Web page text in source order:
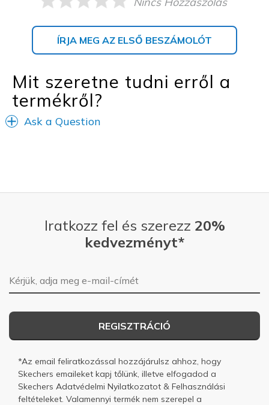
ÍRJA MEG AZ ELSŐ BESZÁMOLÓT
Mit szeretne tudni erről a
termékről?
Ask a Question
Iratkozz fel és szerezz 20%
kedvezményt*
E-mail-cím
REGISZTRÁCIÓ
*Az email feliratkozással hozzájárulsz ahhoz, hogy
Skechers emaileket kapj tőlünk, illetve elfogadod a
Skechers Adatvédelmi Nyilatkozatot & Felhasználási
feltételeket. Valamennyi termék nem szerepel a